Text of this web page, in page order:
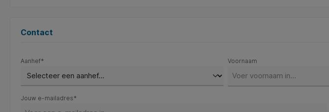
Contact
Aanhef* Voornaam
Jouw e-mailadres*